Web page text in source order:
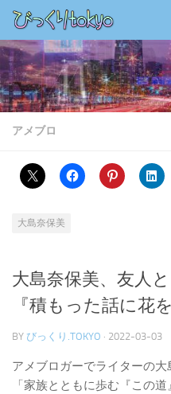
コンテンツの下
アメブロ
大島奈保美
大島奈保美、友人
『積もった話に花
BY びっくり.TOKYO · 2022-03-03
アメブロガーでライターの
「家族とともに歩む『この